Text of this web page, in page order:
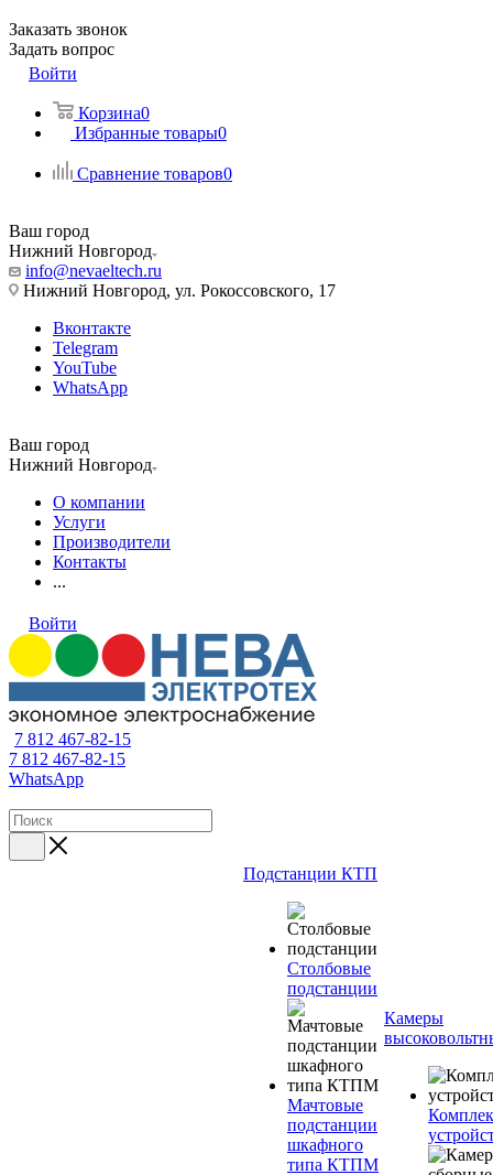
Заказать звонок
Задать вопрос
Войти
Корзина0
Избранные товары0
Сравнение товаров0
Ваш город
Нижний Новгород
info@nevaeltech.ru
Нижний Новгород, ул. Рокоссовского, 17
Вконтакте
Telegram
YouTube
WhatsApp
Ваш город
Нижний Новгород
О компании
Услуги
Производители
Контакты
...
Войти
7 812 467-82-15
7 812 467-82-15
WhatsApp
Подстанции КТП
Столбовые
подстанции
Мачтовые
подстанции
шкафного
типа КТПМ
Камеры